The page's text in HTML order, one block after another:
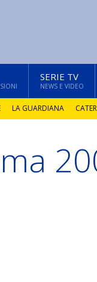
SERIE TV
NEWS E VIDEO
LA GUARDIANA